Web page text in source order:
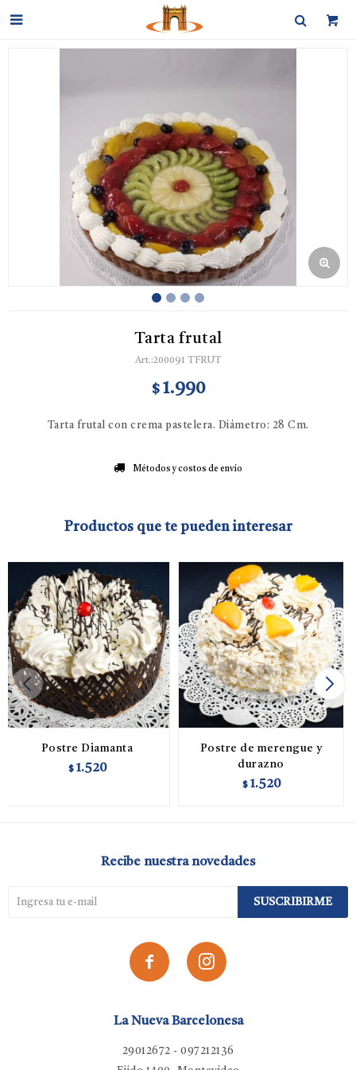

Tarta frutal
200091 TFRUT
$ 1.990
Tarta frutal con crema pastelera. Diámetro: 28 Cm.
Métodos y costos de envío
Productos que te pueden interesar
Postre Diamanta
$ 1.520
Postre de merengue y
durazno
$ 1.520
La Nueva Barcelonesa
29012672 - 097212136
Recibe nuestra novedades
SUSCRIBIRME
 